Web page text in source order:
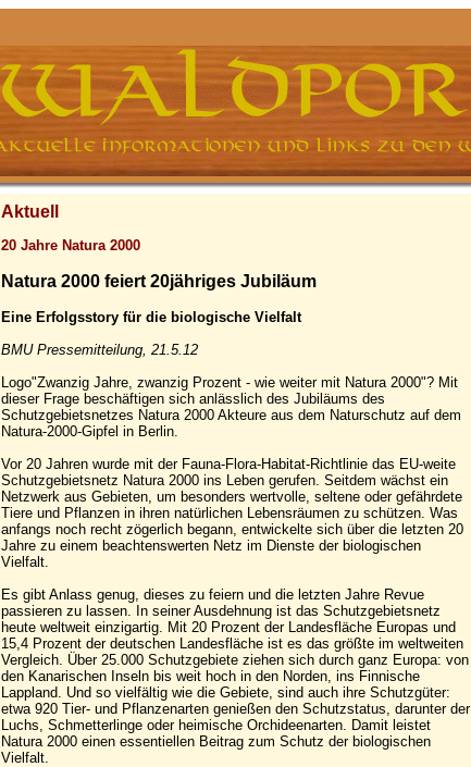
Aktuell
20 Jahre Natura 2000
Natura 2000 feiert 20jähriges Jubiläum
Eine Erfolgsstory für die biologische Vielfalt
BMU Pressemitteilung, 21.5.12
Logo"Zwanzig Jahre, zwanzig Prozent - wie weiter mit Natura 2000"? Mit
dieser Frage beschäftigen sich anlässlich des Jubiläums des
Schutzgebietsnetzes Natura 2000 Akteure aus dem Naturschutz auf dem
Natura-2000-Gipfel in Berlin.
Vor 20 Jahren wurde mit der Fauna-Flora-Habitat-Richtlinie das EU-weite
Schutzgebietsnetz Natura 2000 ins Leben gerufen. Seitdem wächst ein
Netzwerk aus Gebieten, um besonders wertvolle, seltene oder gefährdete
Tiere und Pflanzen in ihren natürlichen Lebensräumen zu schützen. Was
anfangs noch recht zögerlich begann, entwickelte sich über die letzten 20
Jahre zu einem beachtenswerten Netz im Dienste der biologischen
Vielfalt.
Es gibt Anlass genug, dieses zu feiern und die letzten Jahre Revue
passieren zu lassen. In seiner Ausdehnung ist das Schutzgebietsnetz
heute weltweit einzigartig. Mit 20 Prozent der Landesfläche Europas und
15,4 Prozent der deutschen Landesfläche ist es das größte im weltweiten
Vergleich. Über 25.000 Schutzgebiete ziehen sich durch ganz Europa: von
den Kanarischen Inseln bis weit hoch in den Norden, ins Finnische
Lappland. Und so vielfältig wie die Gebiete, sind auch ihre Schutzgüter:
etwa 920 Tier- und Pflanzenarten genießen den Schutzstatus, darunter der
Luchs, Schmetterlinge oder heimische Orchideenarten. Damit leistet
Natura 2000 einen essentiellen Beitrag zum Schutz der biologischen
Vielfalt.